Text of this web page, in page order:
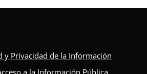
y Privacidad de la Información